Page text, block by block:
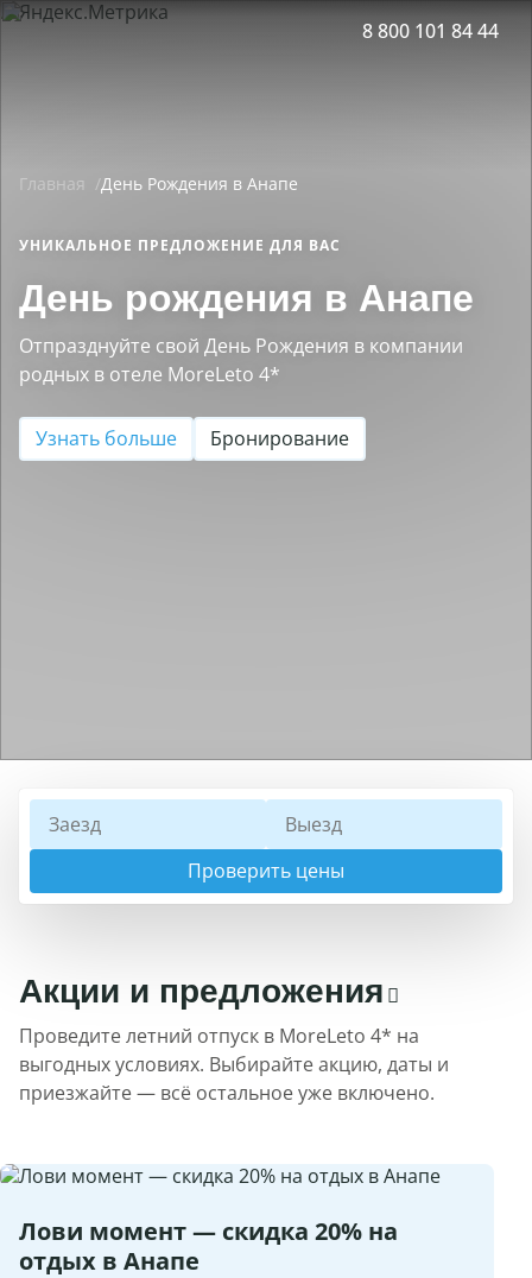
8 800 101 84 44
Главная День Рождения в Анапе
УНИКАЛЬНОЕ ПРЕДЛОЖЕНИЕ ДЛЯ ВАС
День рождения в Анапе
Отпразднуйте свой День Рождения в компании
родных в отеле MoreLeto 4*
Узнать больше Бронирование
Проверить цены
Акции и предложения
Проведите летний отпуск в MoreLeto 4* на
выгодных условиях. Выбирайте акцию, даты и
приезжайте — всё остальное уже включено.
Лови момент — скидка 20% на
отдых в Анапе